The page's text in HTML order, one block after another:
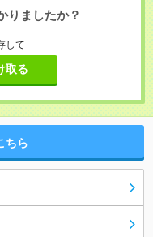
りましたか？
して
取る
ちら